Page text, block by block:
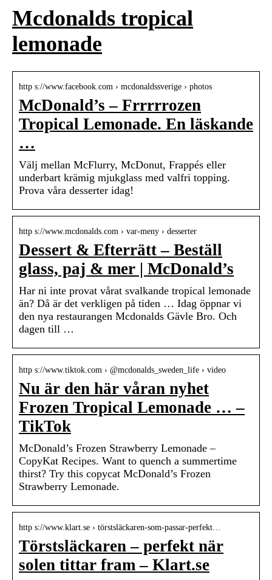
Mcdonalds tropical
lemonade
http s://www.facebook.com › mcdonaldssverige › photos
McDonald’s – Frrrrrozen
Tropical Lemonade. En läskande
…
Välj mellan McFlurry, McDonut, Frappés eller
underbart krämig mjukglass med valfri topping.
Prova våra desserter idag!
http s://www.mcdonalds.com › var-meny › desserter
Dessert & Efterrätt – Beställ
glass, paj & mer | McDonald’s
Har ni inte provat vårat svalkande tropical lemonade
än? Då är det verkligen på tiden … Idag öppnar vi
den nya restaurangen Mcdonalds Gävle Bro. Och
dagen till …
http s://www.tiktok.com › @mcdonalds_sweden_life › video
Nu är den här våran nyhet
Frozen Tropical Lemonade … –
TikTok
McDonald’s Frozen Strawberry Lemonade –
CopyKat Recipes. Want to quench a summertime
thirst? Try this copycat McDonald’s Frozen
Strawberry Lemonade.
http s://www.klart.se › törstsläckaren-som-passar-perfekt…
Törstsläckaren – perfekt när
solen tittar fram – Klart.se